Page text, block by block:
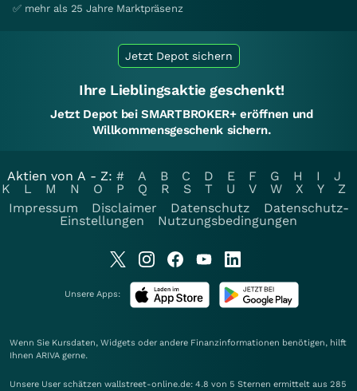
✅ mehr als 25 Jahre Marktpräsenz
Jetzt Depot sichern
Ihre Lieblingsaktie geschenkt!
Jetzt Depot bei SMARTBROKER+ eröffnen und
Willkommensgeschenk sichern.
Aktien von A - Z: # A B C D E F G H I
J
K
L M N O P Q R S T U V W X Y
Z
Impressum
Disclaimer Datenschutz
Datenschutz-
Einstellungen
Nutzungsbedingungen
Unsere Apps:
Wenn Sie Kursdaten, Widgets oder andere Finanzinformationen benötigen, hilft
Ihnen ARIVA gerne.
Unsere User schätzen wallstreet-online.de: 4.8 von 5 Sternen ermittelt aus 285